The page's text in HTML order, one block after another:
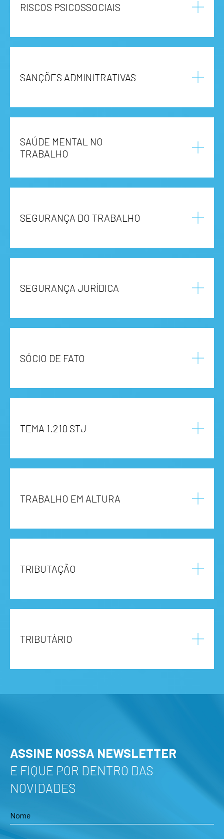
RISCOS PSICOSSOCIAIS
SANÇÕES ADMINITRATIVAS
SAÚDE MENTAL NO
TRABALHO
SEGURANÇA DO TRABALHO
SEGURANÇA JURÍDICA
SÓCIO DE FATO
TEMA 1.210 STJ
TRABALHO EM ALTURA
TRIBUTAÇÃO
TRIBUTÁRIO
ASSINE NOSSA NEWSLETTER
E FIQUE POR DENTRO DAS
NOVIDADES